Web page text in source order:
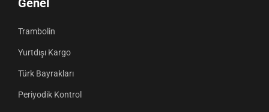
Trambolin
Yurtdışı Kargo
Türk Bayrakları
Periyodik Kontrol